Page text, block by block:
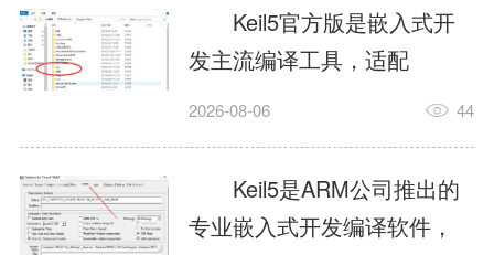
上的一双机械手，它真的能
解决很多问题。1什么是
AgentSkillSkill指...
具成熟，大量开源项目基于
该平台开发。新项目需要单
独下载对应芯片支持包，新
手配置难度较高，正版商业
授权费用不菲，未授权版本
存在程序容量限制，适合硬
Keil5官方版是嵌入式开
发主流编译工具，适配
STM32、51单片机等多款芯
在线调试、代码仿真，兼容
众多厂商芯片安装包。软件
需要手动添加器件库，初次
2026-08-06 44
Keil5是ARM公司推出的
专业嵌入式开发编译软件，